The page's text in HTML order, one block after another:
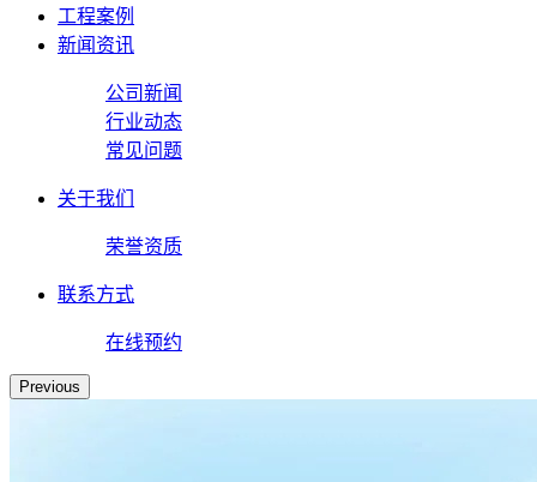
工程案例
新闻资讯
公司新闻
行业动态
常见问题
关于我们
荣誉资质
联系方式
在线预约
Previous